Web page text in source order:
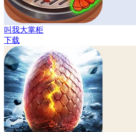
叫我大掌柜
下载